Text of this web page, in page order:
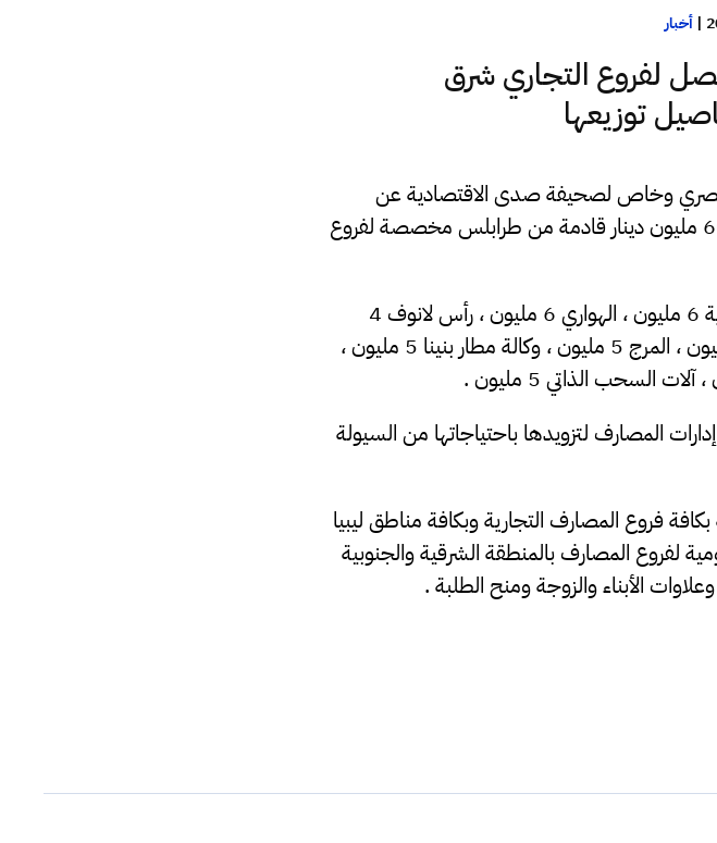
|أخبار
تصل لفروع التجاري شرق
توزيعها
حصري وخاص لصحيفة صدى الاقتصادية عن
وصول لمطار بنينا بمدينة بنغازي شحنة سيولة بقيمة 60 مليون دينار قادمة من طرابلس مخصصة لفروع
وتتمثل في فرع الرئيسي بنغازي 7 مليون ، وميدان البلدية 6 مليون ، الهواري 6 مليون ، رأس لانوف 4
مليون ، اجدابيا 4 مليون ، جالو 3 مليون ، العروبة 5 مليون ، المرج 5 مليون ، وكالة مطار بنينا 5 مليون ،
المصارف لتزويدها باحتياجاتها من السيولة
فروع المصارف التجارية وبكافة مناطق ليبيا
المصارف بالمنطقة الشرقية والجنوبية
الأبناء والزوجة ومنح الطلبة .